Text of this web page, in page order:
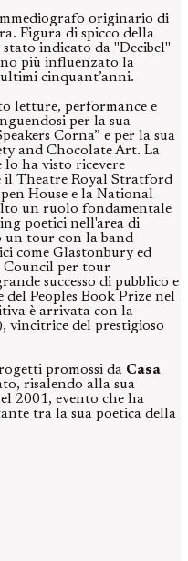
originario di
Figura di spicco della
indicato da "Decibel"
più influenzato la
cinquant’anni.
letture, performance e
per la sua
Corna” e per la sua
and Chocolate Art. La
ha visto ricevere
il Theatre Royal Stratford
House e la National
un ruolo fondamentale
poetici nell'area di
un tour con la band
come Glastonbury ed
Council per tour
successo di pubblico e
del Peoples Book Prize nel
è arrivata con la
vincitrice del prestigioso
promossi da Casa
risalendo alla sua
2001, evento che ha
tra la sua poetica della